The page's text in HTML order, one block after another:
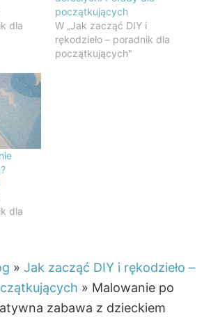
dla
początkujących
W „Jak zacząć DIY i
rękodzieło – poradnik dla
początkujących"
dla
» Jak zacząć DIY i rękodzieło –
» Malowanie po
zabawa z dzieckiem